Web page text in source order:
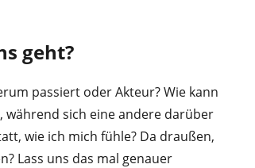
geht?
passiert oder Akteur? Wie kann
während sich eine andere darüber
wie ich mich fühle? Da draußen,
Lass uns das mal genauer